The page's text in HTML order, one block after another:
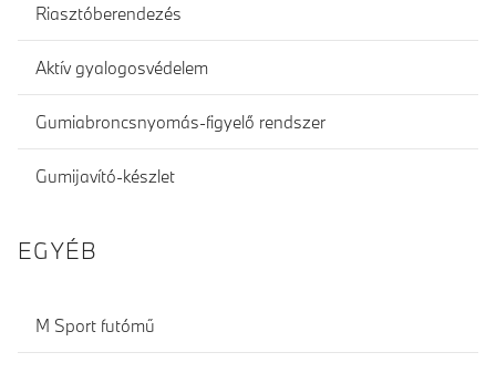
Riasztóberendezés
Aktív gyalogosvédelem
Gumiabroncsnyomás-figyelő rendszer
Gumijavító-készlet
EGYÉB
M Sport futómű